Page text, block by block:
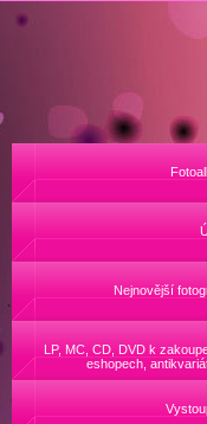
Nejnovější
LP, MC, CD, DVD k
eshopech,